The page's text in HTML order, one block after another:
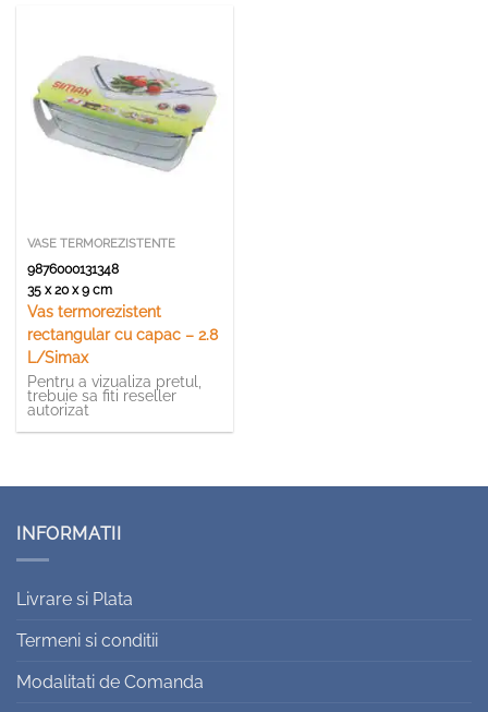
VASE TERMOREZISTENTE
9876000131348
35 x 20 x 9 cm
Vas termorezistent
rectangular cu capac – 2.8
L/Simax
Pentru a vizualiza pretul,
trebuie sa fiti reseller
autorizat
INFORMATII
Livrare si Plata
Termeni si conditii
Modalitati de Comanda